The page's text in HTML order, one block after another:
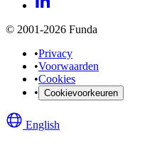
© 2001-2026 Funda
•Privacy
•Voorwaarden
•Cookies
• Cookievoorkeuren
English